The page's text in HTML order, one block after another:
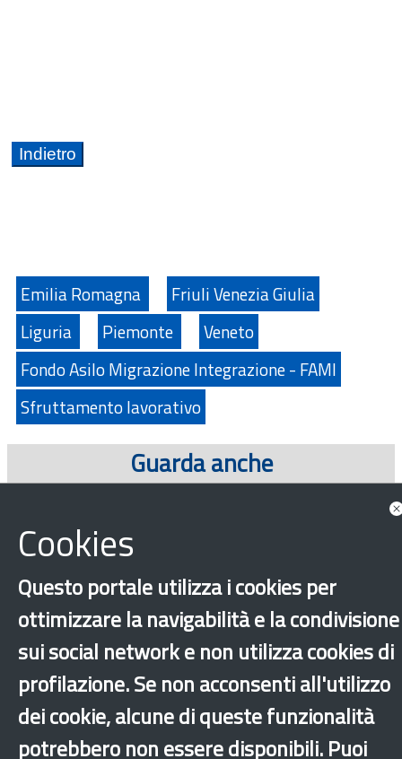
Emilia Romagna
Friuli Venezia Giulia
Liguria
Piemonte
Veneto
Fondo Asilo Migrazione Integrazione - FAMI
Sfruttamento lavorativo
Guarda anche
›×
Cookies
Questo portale utilizza i cookies per
ottimizzare la navigabilità e la condivisione
sui social network e non utilizza cookies di
profilazione. Se non acconsenti all'utilizzo
dei cookie, alcune di queste funzionalità
potrebbero non essere disponibili. Puoi